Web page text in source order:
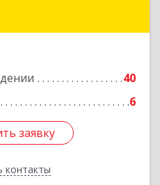
40
6
заявку
контакты
край, Анапский р-н,
заявку